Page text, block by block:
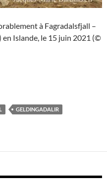
à Fagradalsfjall –
Islande, le 15 juin 2021 (©
(5)
GELDINGADALIR